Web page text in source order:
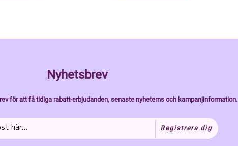
Nyhetsbrev
för att få tidiga rabatt-erbjudanden, senaste nyheterns och kampanjinformation.
Registrera dig